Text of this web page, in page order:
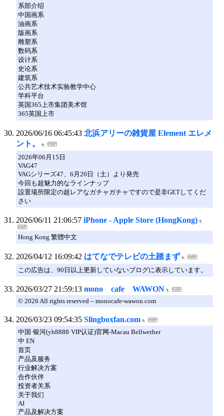
系部介绍
中国画系
油画系
版画系
雕塑系
数码系
设计系
史论系
建筑系
公共艺术技术实验教学中心
学科平台
英国365上市集团美术馆
365英国上市
2026/06/16 06:45:43 北浜アリーの雑貨屋 Element エレメ
ント。
2026年06月15日
VAG47
VAGシリーズ47、6月20日（土）より発売
今回も超魅力的なラインナップ
設置場所限定の超レアなガチャガチャですので是非GETしてくだ
さい
2026/06/11 21:06:57 iPhone - Apple Store (HongKong)
Hong Kong 繁體中文
2026/04/12 16:09:42 はてなでテレビの土踏まず
この広告は、90日以上更新していないブログに表示しています。
2026/03/27 21:59:13 mono cafe WAWON
© 2026 All rights reserved – monocafe-wawon.com
2026/03/23 09:54:35 Slingboxfan.com
中国·银河(yh8888·VIP认证)官网-Macau Bellwether
中 EN
首页
产品及服务
行业解决方案
合作伙伴
投资者关系
关于我们
AI
产品及解决方案